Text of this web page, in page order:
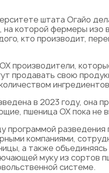
штата Огайо
которой фермеры изо
кто производит,
производители,
продавать свою
в 2023 году, она
пшеница OX пока не
программой
компаниями,
а также
муку из сортов
системе.